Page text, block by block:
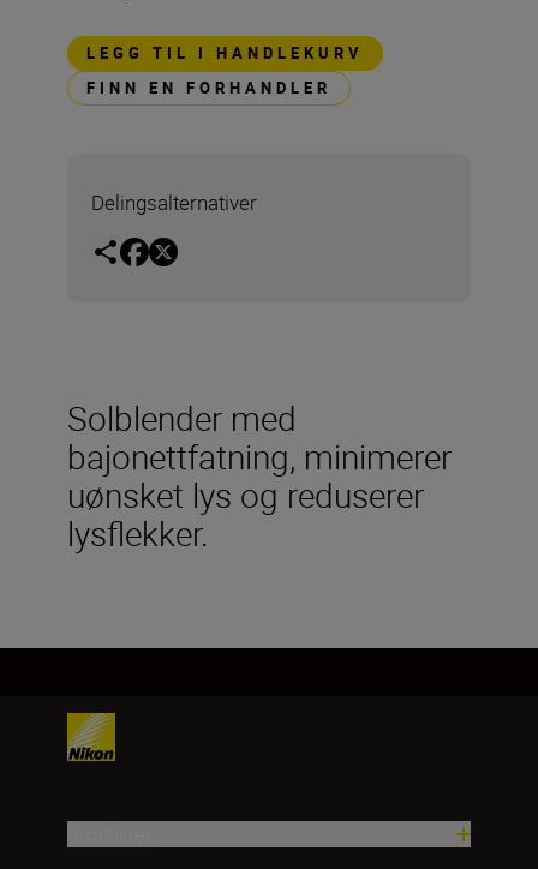
LEGG TIL I HANDLEKURV
FINN EN FORHANDLER
Delingsalternativer
Solblender med
bajonettfatning, minimerer
uønsket lys og reduserer
lysflekker.